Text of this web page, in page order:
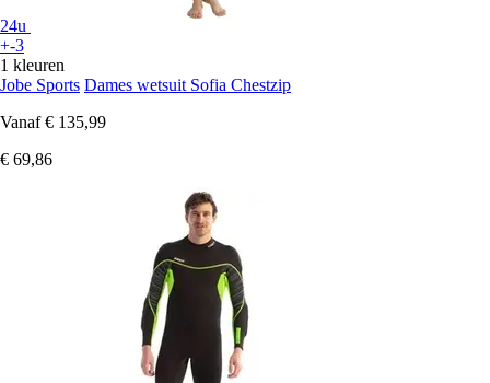
24u
+-3
1 kleuren
Jobe Sports Dames wetsuit Sofia Chestzip
Vanaf € 135,99
€ 69,86